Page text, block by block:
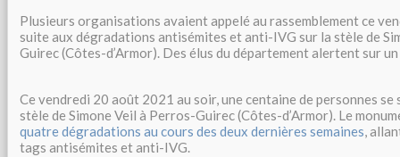
Plusieurs organisations avaient appelé au rassemblement ce
suite aux dégradations antisémites et anti-IVG sur la stèle de
Guirec (Côtes-d’Armor). Des élus du département alertent sur
Ce vendredi 20 août 2021 au soir, une centaine de personnes
stèle de Simone Veil à Perros-Guirec (Côtes-d’Armor). Le
quatre dégradations au cours des deux dernières semaines,
tags antisémites et anti-IVG.